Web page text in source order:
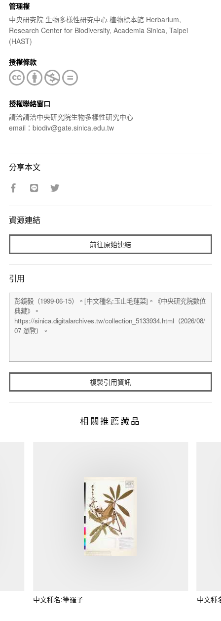
管理權
中央研究院 生物多樣性研究中心 植物標本館 Herbarium,
Research Center for Biodiversity, Academia Sinica, Taipei
(HAST)
授權條款
授權聯絡窗口
請洽請洽中央研究院生物多樣性研究中心
email：biodiv@gate.sinica.edu.tw
分享本文
資源連結
前往原始連結
引用
複製引用資訊
相關推薦藏品
中文種名:筆羅子 中文種